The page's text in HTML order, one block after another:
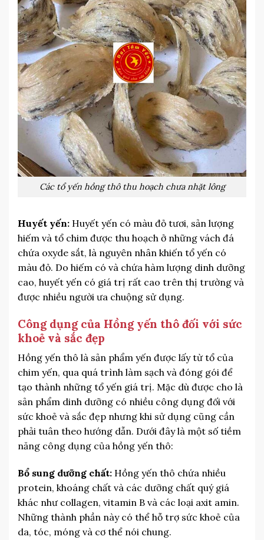
Các tổ yến hồng thô thu hoạch chưa nhặt lông
Huyết yến: Huyết yến có màu đỏ tươi, sản lượng
hiếm và tổ chim được thu hoạch ở những vách đá
chứa oxyde sắt, là nguyên nhân khiến tổ yến có
màu đỏ. Do hiếm có và chứa hàm lượng dinh dưỡng
cao, huyết yến có giá trị rất cao trên thị trường và
được nhiều người ưa chuộng sử dụng.
Công dụng của Hồng yến thô đối với sức
khoẻ và sắc đẹp
Hồng yến thô là sản phẩm yến được lấy từ tổ của
chim yến, qua quá trình làm sạch và đóng gói để
tạo thành những tổ yến giá trị. Mặc dù được cho là
sản phẩm dinh dưỡng có nhiều công dụng đối với
sức khoẻ và sắc đẹp nhưng khi sử dụng cũng cần
phải tuân theo hướng dẫn. Dưới đây là một số tiềm
năng công dụng của hồng yến thô:
Bổ sung dưỡng chất: Hồng yến thô chứa nhiều
protein, khoáng chất và các dưỡng chất quý giá
khác như collagen, vitamin B và các loại axit amin.
Những thành phần này có thể hỗ trợ sức khoẻ của
da, tóc, móng và cơ thể nói chung.